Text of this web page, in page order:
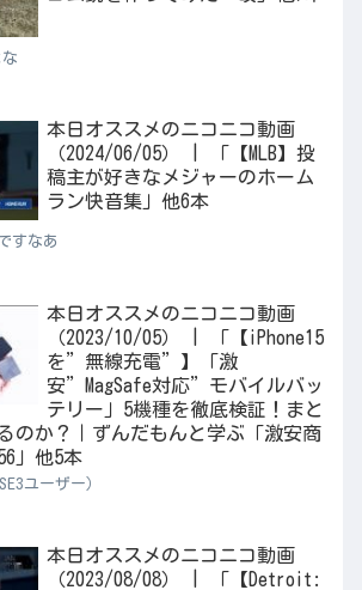
本日オススメのニコニコ動画
（2024/06/05） | 「【MLB】投
稿主が好きなメジャーのホーム
ラン快音集」他6本
すなあ
本日オススメのニコニコ動画
（2023/10/05） | 「【iPhone15
を”無線充電”】「激
安”MagSafe対応”モバイルバッ
テリー」5機種を徹底検証！まと
のか？｜ずんだもんと学ぶ「激安商
」他5本
ユーザー）
本日オススメのニコニコ動画
（2023/08/08） | 「【Detroit: